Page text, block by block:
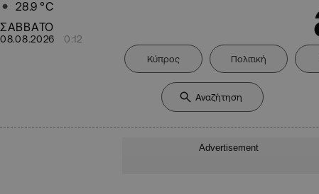
28.9 °C
ΣΑΒΒΑΤΟ
08.08.2026 0:12
Κύπρος Πολιτική
Advertisement